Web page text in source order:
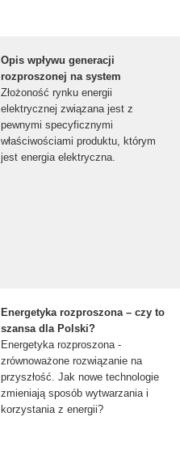
Opis wpływu generacji
rozproszonej na system
Złożoność rynku energii
elektrycznej związana jest z
pewnymi specyficznymi
właściwościami produktu, którym
jest energia elektryczna.
Energetyka rozproszona – czy to
szansa dla Polski?
Energetyka rozproszona -
zrównoważone rozwiązanie na
przyszłość. Jak nowe technologie
zmieniają sposób wytwarzania i
korzystania z energii?